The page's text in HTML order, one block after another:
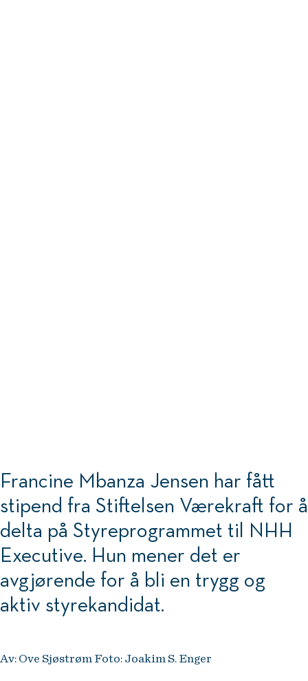
Francine Mbanza Jensen har fått
stipend fra Stiftelsen Værekraft for å
delta på Styreprogrammet til NHH
Executive. Hun mener det er
avgjørende for å bli en trygg og
aktiv styrekandidat.
Av: Ove Sjøstrøm Foto: Joakim S. Enger